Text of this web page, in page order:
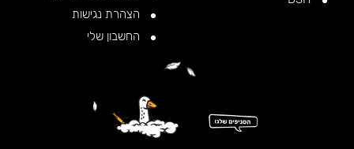
הצהרת נגישות
החשבון שלי